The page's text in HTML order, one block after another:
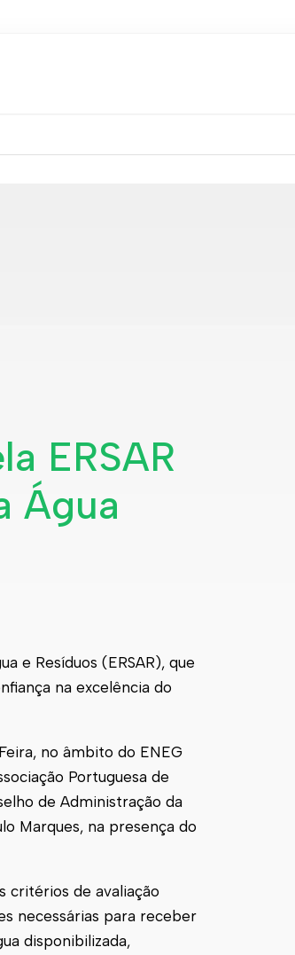
ERSAR
Água
e Resíduos (ERSAR), que
na excelência do
no âmbito do ENEG
Portuguesa de
de Administração da
Marques, na presença do
critérios de avaliação
necessárias para receber
disponibilizada,